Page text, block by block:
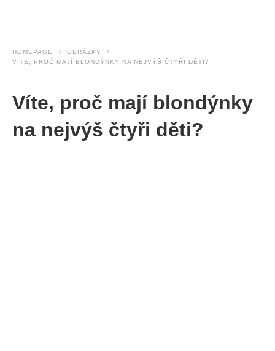
HOMEPAGE
OBRÁZKY
VÍTE, PROČ MAJÍ BLONDÝNKY NA NEJVÝŠ ČTYŘI DĚTI?
Víte, proč mají blondýnky
na nejvýš čtyři děti?